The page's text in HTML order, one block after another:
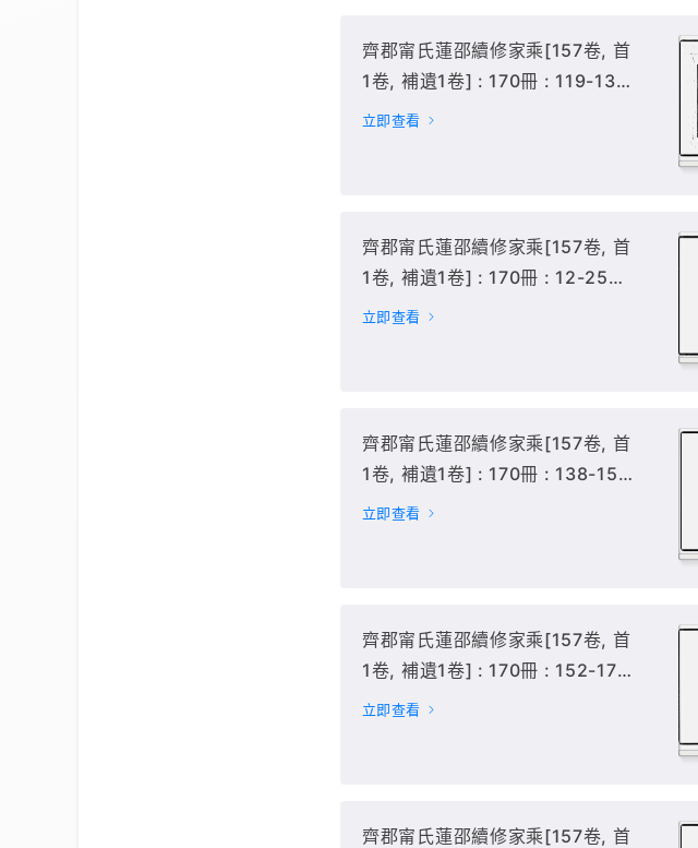
齊郡甯氏蓮邵續修家乘[157卷, 首
1卷, 補遺1卷] : 170冊 : 119-137
冊(卷111-127),
立即查看
齊郡甯氏蓮邵續修家乘[157卷, 首
1卷, 補遺1卷] : 170冊 : 12-25冊
(卷11-23),
立即查看
齊郡甯氏蓮邵續修家乘[157卷, 首
1卷, 補遺1卷] : 170冊 : 138-151
冊(卷128-140上),
立即查看
齊郡甯氏蓮邵續修家乘[157卷, 首
1卷, 補遺1卷] : 170冊 : 152-170
冊(卷140下-157, 編後1卷),
立即查看
齊郡甯氏蓮邵續修家乘[157卷, 首